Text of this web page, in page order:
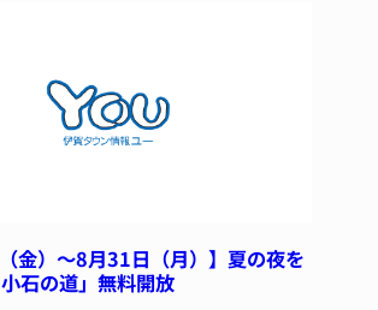
金）～8月31日（月）】夏の夜を
石の道」無料開放